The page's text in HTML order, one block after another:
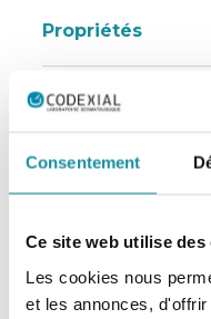
Consentement
Ce site web utilise des
Les cookies nous
et les annonces,
Propriétés
Composition
Consigne de tri